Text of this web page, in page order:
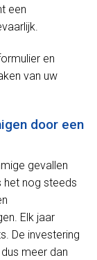
een
en
van uw
door een
gevallen
het nog steeds
Elk jaar
De investering
dus meer dan